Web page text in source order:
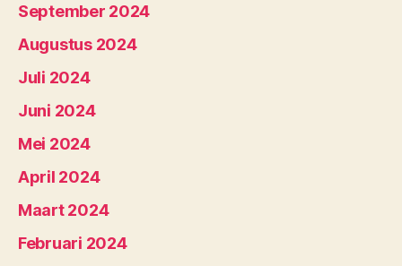
September 2024
Augustus 2024
Juli 2024
Juni 2024
Mei 2024
April 2024
Maart 2024
Februari 2024